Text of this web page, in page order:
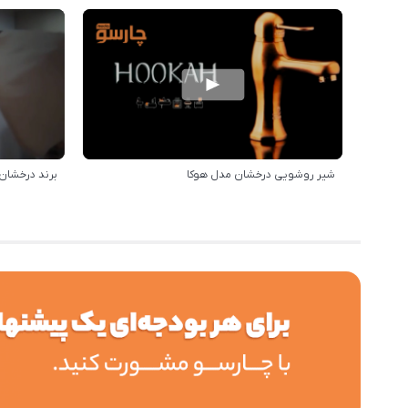
شیر روشویی درخشان مدل هوکا برند